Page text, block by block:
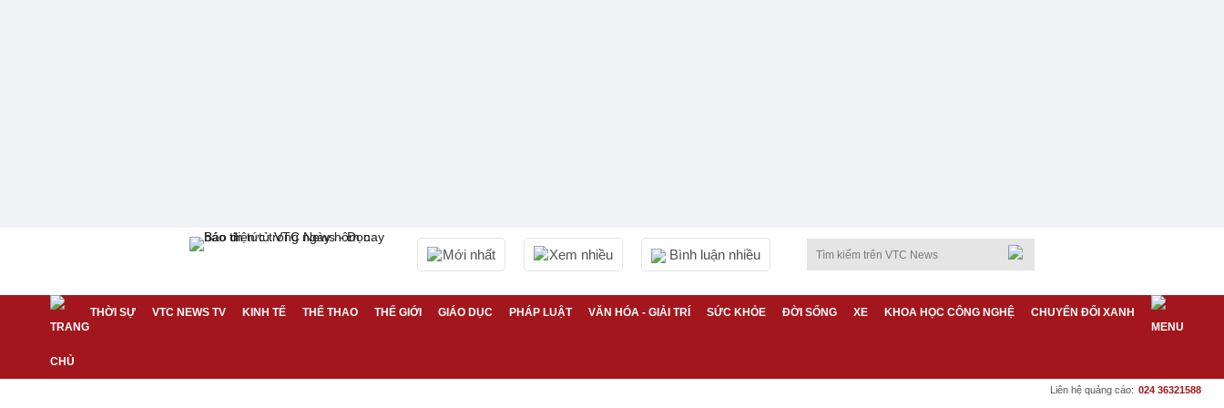
Mới nhất Xem nhiều Bình luận nhiều
THỜI SỰ VTC NEWS TV KINH TẾ THỂ THAO THẾ GIỚI GIÁO DỤC PHÁP LUẬT VĂN HÓA - GIẢI TRÍ SỨC KHỎE ĐỜI SỐNG XE KHOA HỌC CÔNG NGHỆ CHUYỂN ĐỔI XANH
Liên hệ quảng cáo: 024 36321588